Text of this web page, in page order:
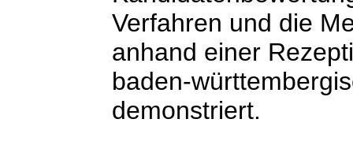
Verfahren und die
anhand einer
baden-
demonstriert.